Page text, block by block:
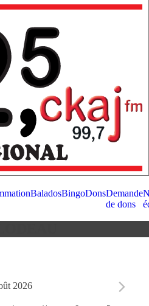
BaladosBingoDonsDemande
de dons
2026